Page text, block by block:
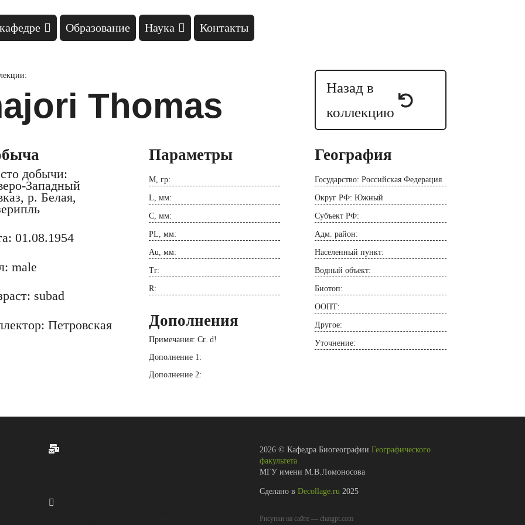
Образование Наука Контакты
Thomas
Назад в
коллекцию
добычи:
Западный
р. Белая,
01.08.1954
male
subad
Петровская
Параметры
M, гр:
L, мм:
C, мм:
PL, мм:
Au, мм:
Tr:
R:
Дополнения
Примечания: Cr. d!
Дополнение 1:
Дополнение 2:
География
Государство: Российская Федерация
Округ РФ: Южный
Субъект РФ:
Адм. район:
Населенный пункт:
Водный объект:
Биотоп:
ООПТ:
Другое:
Уточнение:


2026 © Кафедра Биогеографии Географического
факультета
МГУ имени М.В.Ломоносова
Сделано в Decollage.ru 2025
Рисунки на сайте — chatgpt.com